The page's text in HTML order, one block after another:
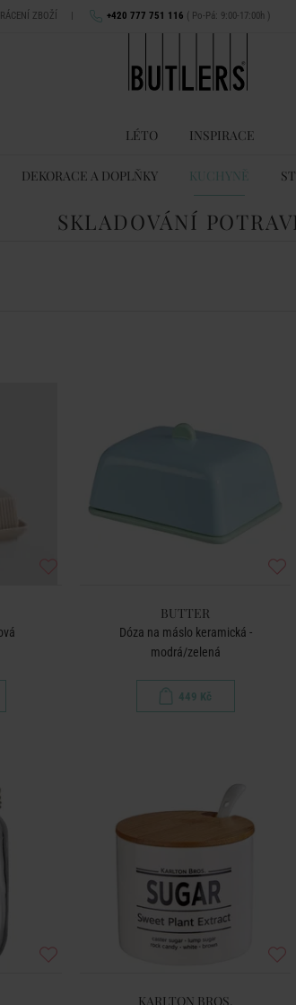
ZBOŽÍ | +420 777 751 116 ( Po-Pá: 9:00-17:00h )
LÉTO INSPIRACE
DEKORACE A DOPLŇKY KUCHYNĚ
SKLADOVÁNÍ
BUTTER
Dóza na máslo keramická -
modrá/zelená
449 Kč
KARLTON BROS.